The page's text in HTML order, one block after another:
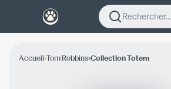
Rechercher...
Accueil›Tom Robbins›Collection Totem